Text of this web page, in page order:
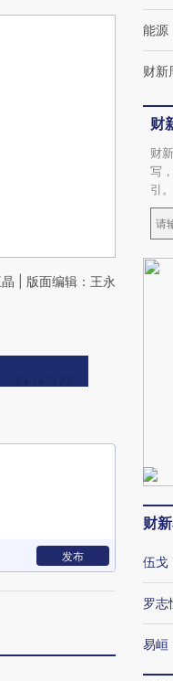
| 版面编辑：王永
发布
能源
财新
财
财
写
引。
财
伍戈
罗志
易峘